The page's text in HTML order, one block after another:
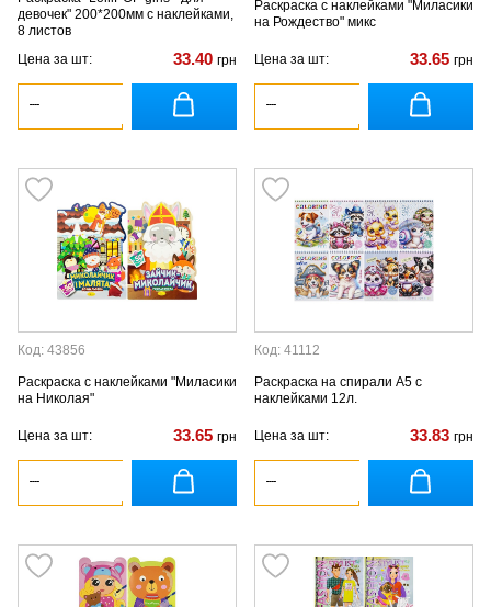
девочек" 200*200мм с наклейками,
8 листов
Цена за шт:
33.40 грн
Раскраска с наклейками "Миласики
на Рождество" микс
Цена за шт: 33.65 грн
Код: 43856
Раскраска с наклейками "Миласики
на Николая"
Цена за шт: 33.65 грн
Код: 41112
Раскраска на спирали А5 с
наклейками 12л.
Цена за шт: 33.83 грн